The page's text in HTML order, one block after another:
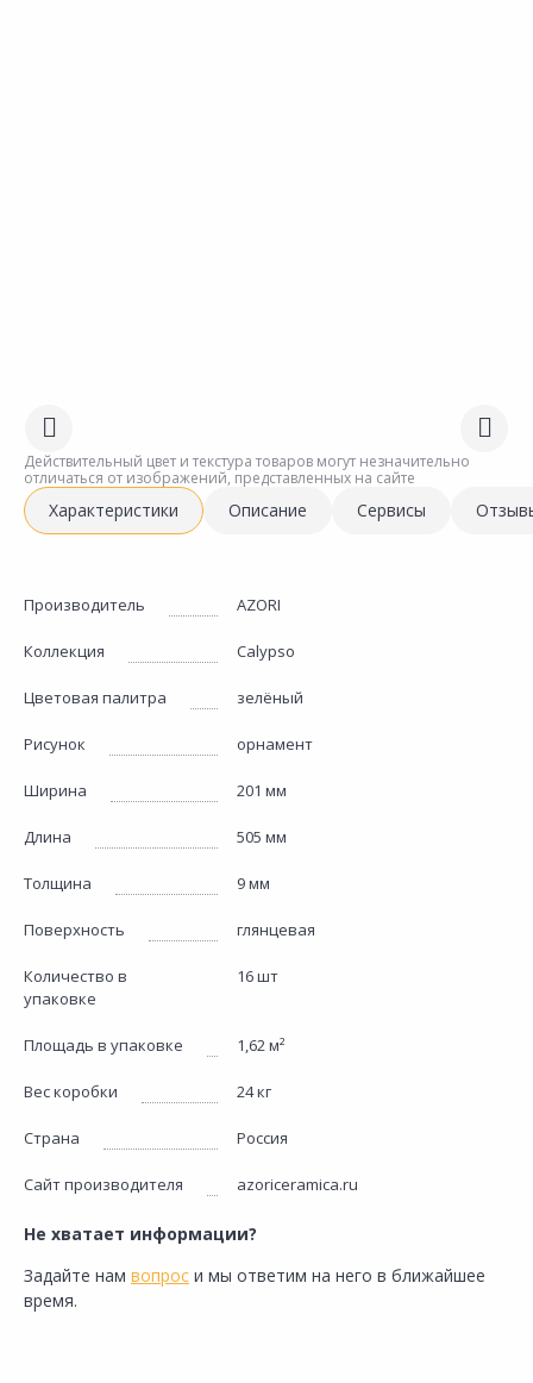
Действительный цвет и текстура товаров могут незначительно
отличаться от изображений, представленных на сайте
Характеристики Описание Сервисы
Производитель AZORI
Коллекция Calypso
Цветовая палитра зелёный
Рисунок орнамент
Ширина 201 мм
Длина 505 мм
Толщина 9 мм
Поверхность глянцевая
Количество в
упаковке
16 шт
Площадь в упаковке 1,62 м²
Вес коробки 24 кг
Страна Россия
Сайт производителя azoriceramica.ru
Не хватает информации?
Задайте нам вопрос и мы ответим на него в ближайшее
время.